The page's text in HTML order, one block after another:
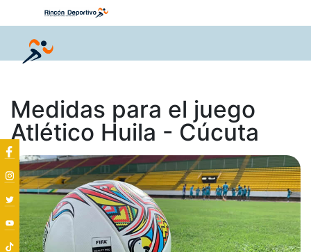
Medidas para el juego
Atlético Huila - Cúcuta